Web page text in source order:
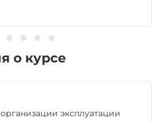
о курсе
эксплуатации